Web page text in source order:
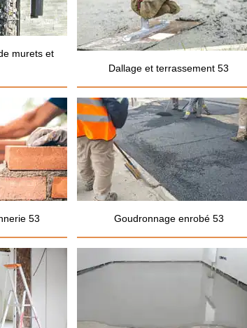
murets et
Dallage et terrassement 53
53 Goudronnage enrobé 53